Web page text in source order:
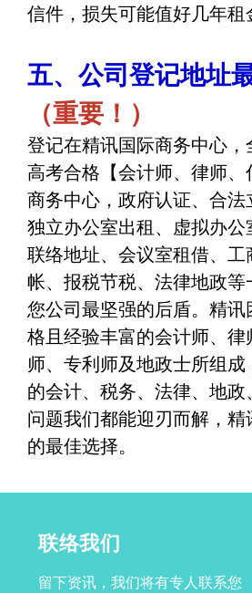
信件，损失可能值好几年租
五、公司登记地址
（重要！）
登记在精讯国际商务中心
高考合格【会计师、律师
商务中心，政府认证、合法
独立办公室出租、虚拟办公
联络地址、会议室租借、
帐、报税节税、法律地政
您公司最坚强的后盾。精
格且经验丰富的会计师、
师、专利师及地政士所组
的会计、税务、法律、地
问题我们都能迎刃而解，
的最佳选择。
联络我们
留下资讯，我们将有专人联系您